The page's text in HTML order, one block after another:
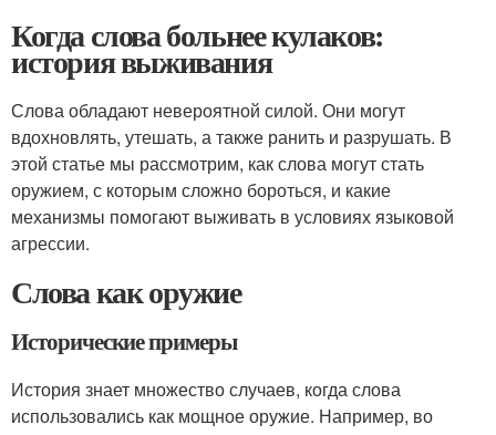
Когда слова больнее кулаков:
история выживания
Слова обладают невероятной силой. Они могут
вдохновлять, утешать, а также ранить и разрушать. В
этой статье мы рассмотрим, как слова могут стать
оружием, с которым сложно бороться, и какие
механизмы помогают выживать в условиях языковой
агрессии.
Слова как оружие
Исторические примеры
История знает множество случаев, когда слова
использовались как мощное оружие. Например, во